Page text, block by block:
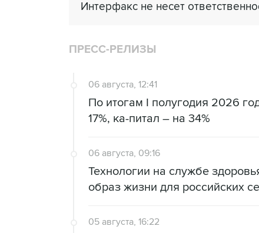
Интерфакс не несет
ПРЕСС-РЕЛИЗЫ
06 августа, 12:41
По итогам I полугодия 2026
17%, ка-питал – на 34%
06 августа, 09:16
Технологии на службе
образ жизни для российских
05 августа, 16:22